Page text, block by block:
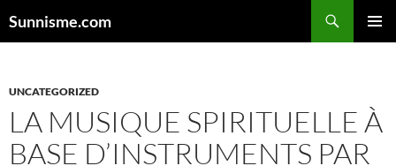
auSunnisme.com
UNCATEGORIZED
LA MUSIQUE SPIRITUELLE À
BASE D’INSTRUMENTS PAR